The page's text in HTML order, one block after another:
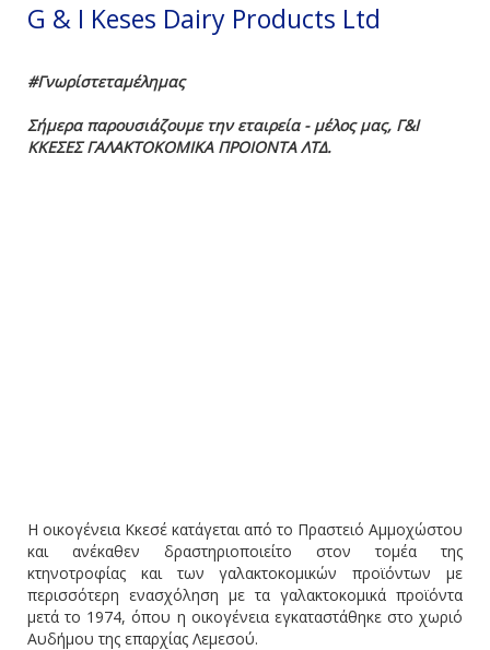
G & I Keses Dairy Products Ltd
#Γνωρίστεταμέλημας
Σήμερα παρουσιάζουμε την εταιρεία - μέλος μας, Γ&Ι
ΚΚΕΣΕΣ ΓΑΛΑΚΤΟΚΟΜΙΚΑ ΠΡΟΙΟΝΤΑ ΛΤΔ.
Η οικογένεια Κκεσέ κατάγεται από το Πραστειό Αμμοχώστου
και ανέκαθεν δραστηριοποιείτο στον τομέα της
κτηνοτροφίας και των γαλακτοκομικών προϊόντων με
περισσότερη ενασχόληση με τα γαλακτοκομικά προϊόντα
μετά το 1974, όπου η οικογένεια εγκαταστάθηκε στο χωριό
Αυδήμου της επαρχίας Λεμεσού.